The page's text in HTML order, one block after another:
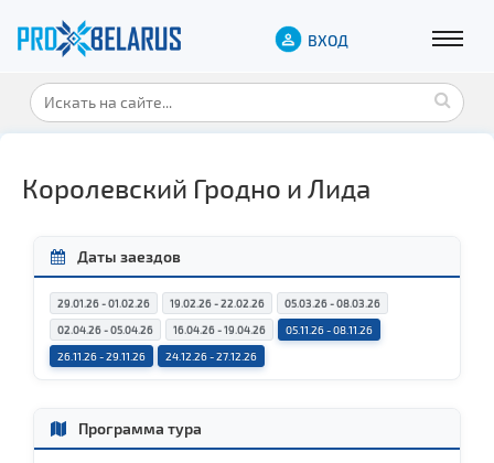
ВХОД
Королевский Гродно и Лида
Даты заездов
29.01.26 - 01.02.26 19.02.26 - 22.02.26
05.03.26 - 08.03.26
02.04.26 - 05.04.26
16.04.26 - 19.04.26
05.11.26 - 08.11.26
26.11.26 - 29.11.26
24.12.26 - 27.12.26
Программа тура